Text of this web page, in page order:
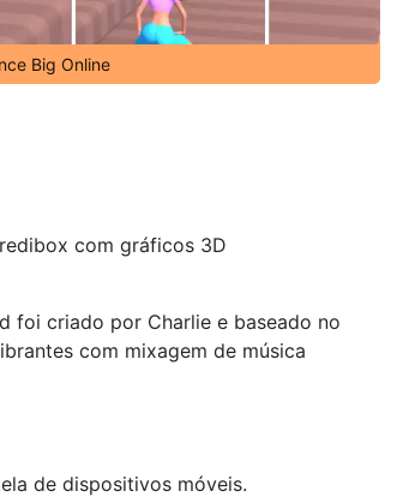
Big Online
com gráficos 3D
foi criado por Charlie e baseado no
com mixagem de música
de dispositivos móveis.